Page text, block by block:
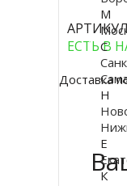
ЕСТЬ В
Доставка
Купить
М
С
Н
Е
К